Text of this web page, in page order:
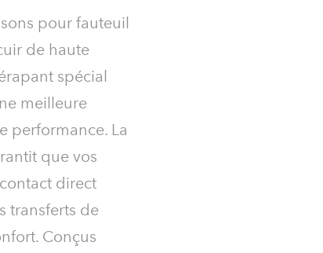
pour fauteuil
de haute
spécial
meilleure
performance. La
que vos
direct
transferts de
Conçus